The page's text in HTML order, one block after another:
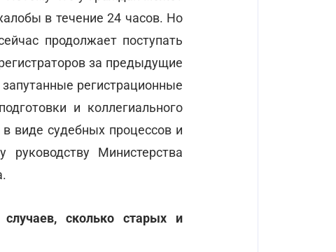
в течение 24 часов. Но
продолжает поступать
за предыдущие
регистрационные
и коллегиального
виде судебных процессов и
Министерства
сколько старых и